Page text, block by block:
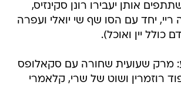
עד 15 משתתפים אותן יעבירו רונן סקינזיס,
יחד עם הסו שף שי יואלי ועפרה
מרק שעועית שחורה עם סקאלופס
רוזמרין ושוט של שרי, קלאמרי